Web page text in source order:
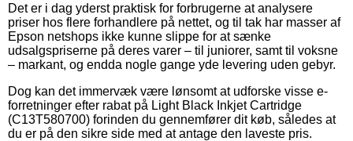
Det er i dag yderst praktisk for forbrugerne at analysere
priser hos flere forhandlere på nettet, og til tak har masser af
Epson netshops ikke kunne slippe for at sænke
udsalgspriserne på deres varer – til juniorer, samt til voksne
– markant, og endda nogle gange yde levering uden gebyr.
Dog kan det immervæk være lønsomt at udforske visse e-
forretninger efter rabat på Light Black Inkjet Cartridge
(C13T580700) forinden du gennemfører dit køb, således at
du er på den sikre side med at antage den laveste pris.